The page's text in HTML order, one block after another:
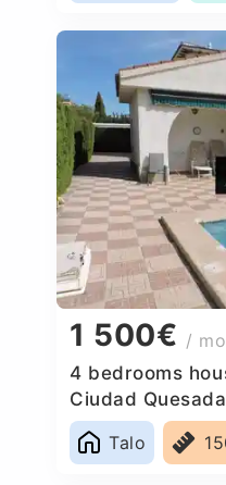
1 500€ /
4 bedrooms
Ciudad
Talo